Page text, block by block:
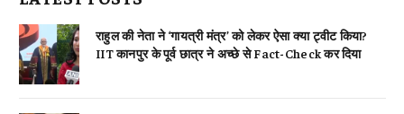
राहुल की नेता ने ‘गायत्री मंत्र’ को लेकर ऐसा क्या ट्वीट किया?
IIT कानपुर के पूर्व छात्र ने अच्छे से Fact-Check कर दिया